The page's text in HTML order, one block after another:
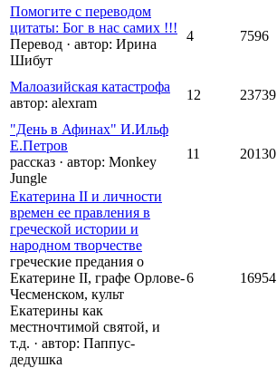
Помогите с переводом
цитаты: Бог в нас самих !!!
Перевод · автор: Ирина
Шибут
4 7596
Малоазийская катастрофа
автор: alexram
12 23739
"День в Афинах" И.Ильф
Е.Петров
рассказ · автор: Monkey
Jungle
11 20130
Екатерина II и личности
времен ее правления в
греческой истории и
народном творчестве
греческие предания о
Екатерине II, графе Орлове-
Чесменском, культ
Екатерины как
местночтимой святой, и
т.д. · автор: Паппус-
дедушка
6 16954